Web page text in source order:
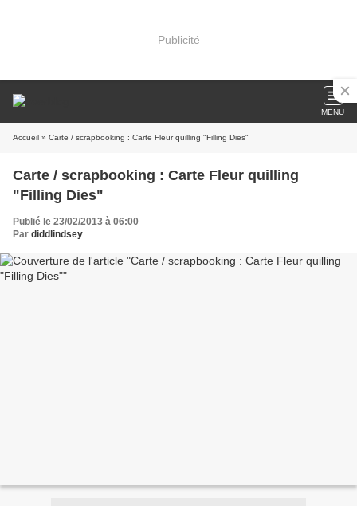
Publicité
MENU
Accueil » Carte / scrapbooking : Carte Fleur quilling "Filling Dies"
Carte / scrapbooking : Carte Fleur quilling
"Filling Dies"
Publié le 23/02/2013 à 06:00
Par diddlindsey